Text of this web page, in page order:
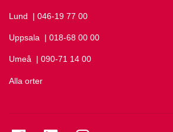
Lund Ring Lund på
| 046-19 77 00
Uppsala Ring Uppsala på
| 018-68 00 00
Umeå Ring Umeå på
| 090-71 14 00
Alla orter